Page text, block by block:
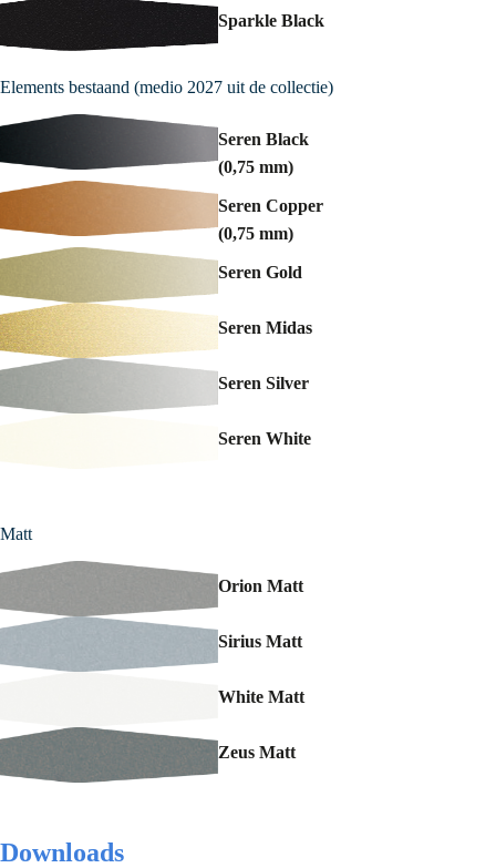
Sparkle Black
Elements bestaand (medio 2027 uit de collectie)
Seren Black
(0,75 mm)
Seren Copper
(0,75 mm)
Seren Gold
Seren Midas
Seren Silver
Seren White
Matt
Orion Matt
Sirius Matt
White Matt
Zeus Matt
Downloads